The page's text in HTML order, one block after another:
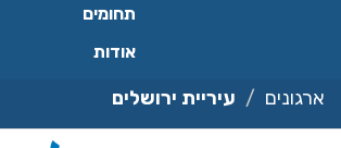
תחומים
אודות
ארגונים עיריית ירושלים